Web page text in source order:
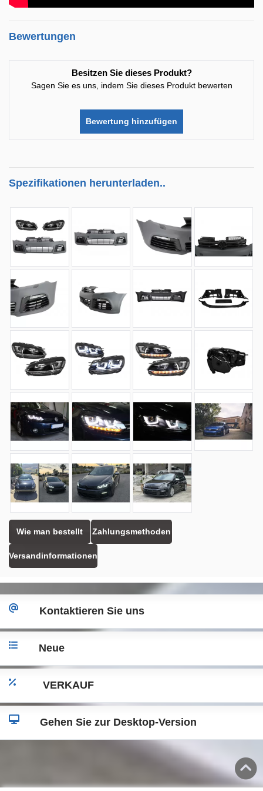
Bewertungen
Besitzen Sie dieses Produkt?
Sagen Sie es uns, indem Sie dieses Produkt bewerten
Bewertung hinzufügen
Spezifikationen herunterladen..
Wie man bestellt Zahlungsmethoden
Versandinformationen
Kontaktieren Sie uns
Neue
VERKAUF
Gehen Sie zur Desktop-Version